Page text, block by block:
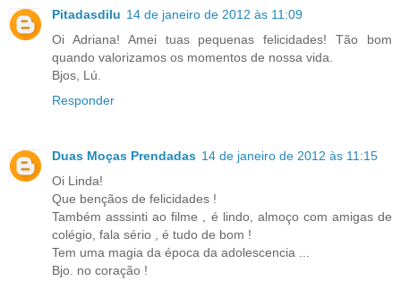
Pitadasdilu 14 de janeiro de 2012 às 11:09
Oi Adriana! Amei tuas pequenas felicidades! Tão bom
quando valorizamos os momentos de nossa vida.
Bjos, Lú.
Responder
Duas Moças Prendadas 14 de janeiro de 2012 às 11:15
Oi Linda!
Que bençãos de felicidades !
Também asssinti ao filme , é lindo, almoço com amigas de
colégio, fala sério , é tudo de bom !
Tem uma magia da época da adolescencia ...
Bjo. no coração !